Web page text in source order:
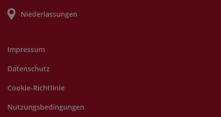
Niederlassungen
Impressum
Datenschutz
Cookie-Richtlinie
Nutzungsbedingungen